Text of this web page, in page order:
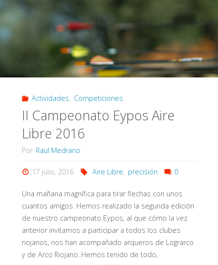
Libre
Actividades, Competiciones
II Campeonato Eypos Aire
Libre 2016
Por Raul Medrano
17 julio, 2016 Aire Libre, precisión 0
Una mañana magnífica para tirar flechas con unos
cuantos amigos. Hemos realizado la segunda edición
de nuestro campeonato Eypos, al que cómo la vez
anterior invitamos a participar a todos los clubes
riojanos, nos han acompañado arqueros de Lograrco
y de Arco Riojano. Hemos tenido de todo,